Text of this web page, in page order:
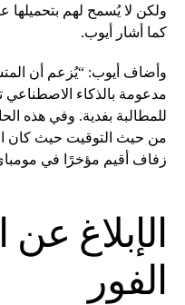
ولكن لا يُسمح لهم بتحميلها
كما أشار أيوب.
وأضاف أيوب: “يُزعم أن
مدعومة بالذكاء الاصطناعي
للمطالبة بفدية. وفي هذه
من حيث التوقيت حيث كان
زفاف أقيم مؤخرًا في
الإبلاغ
الفور